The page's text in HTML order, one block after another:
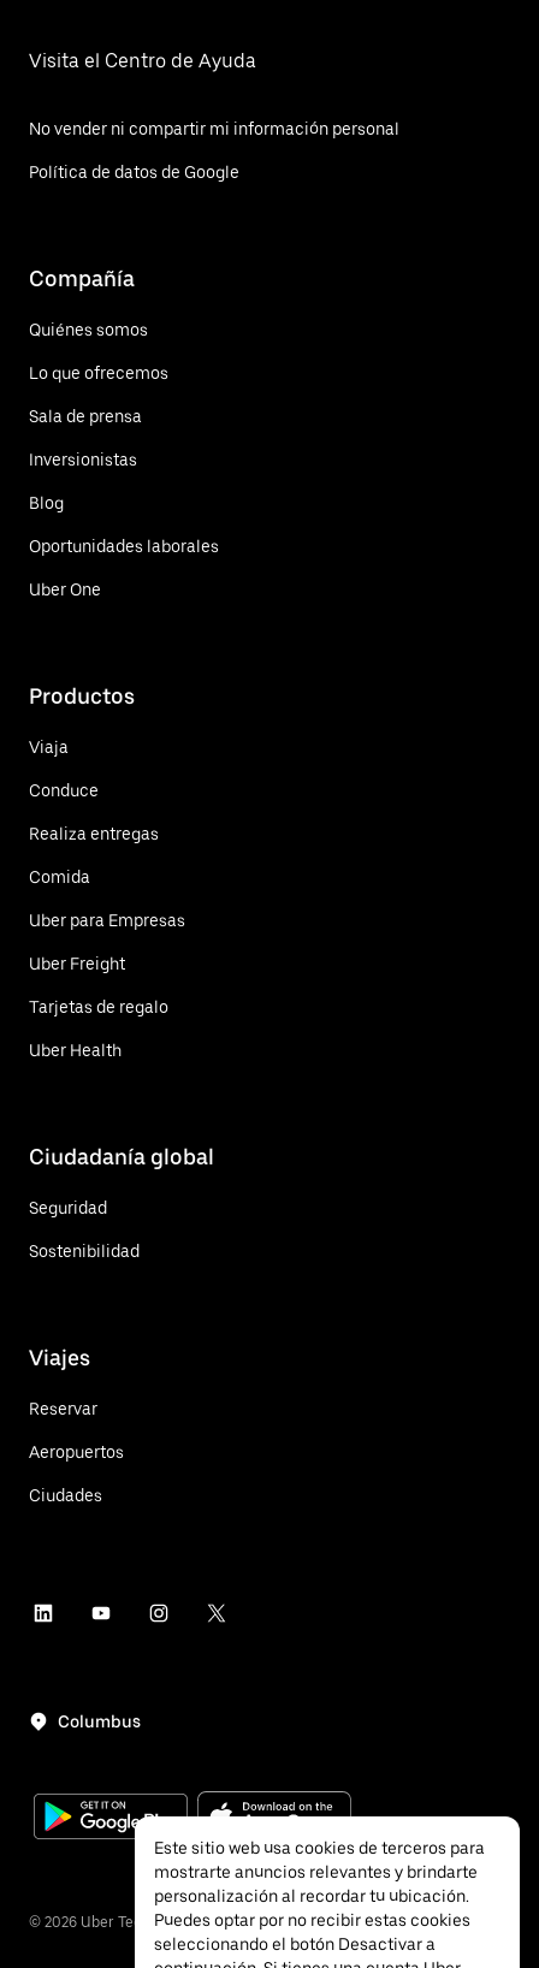
Visita el Centro de Ayuda
No vender ni compartir mi información personal
Política de datos de Google
Compañía
Quiénes somos
Lo que ofrecemos
Sala de prensa
Inversionistas
Blog
Oportunidades laborales
Uber One
Productos
Viaja
Conduce
Realiza entregas
Comida
Uber para Empresas
Uber Freight
Tarjetas de regalo
Uber Health
Ciudadanía global
Seguridad
Sostenibilidad
Viajes
Reservar
Aeropuertos
Ciudades
Columbus
© 2026 Uber Technologies, Inc.
Este sitio web usa cookies de terceros para
mostrarte anuncios relevantes y brindarte
personalización al recordar tu ubicación.
Puedes optar por no recibir estas cookies
seleccionando el botón Desactivar a